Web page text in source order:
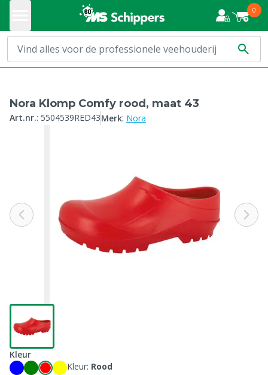
0
Nora Klomp Comfy rood, maat 43
Art.nr.: 5504539RED43Merk: Nora
Kleur
Kleur: Rood